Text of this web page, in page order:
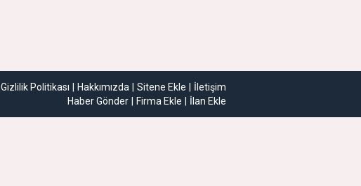
Gizlilik Politikası Hakkımızda Sitene Ekle
İletişim
Haber Gönder
Firma Ekle İlan Ekle